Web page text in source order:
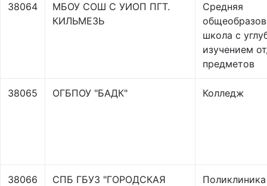
38064
МБОУ СОШ С УИОП ПГТ.
КИЛЬМЕЗЬ
Средняя
школа с
изучением
предметов
38065 ОГБПОУ "БАДК" Колледж
38066
СПБ ГБУЗ "ГОРОДСКАЯ
Поликлиника